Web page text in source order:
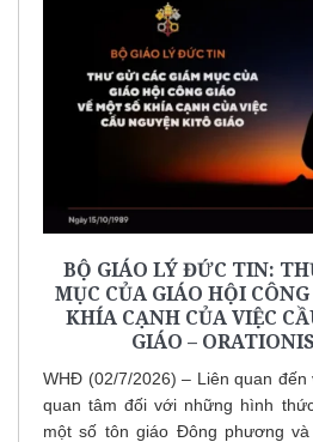
BỘ GIÁO LÝ ĐỨC TIN:
MỤC CỦA GIÁO HỘI
KHÍA CẠNH CỦA VIỆC
GIÁO –
WHĐ (02/7/2026) – Liên quan
quan tâm đối với những hình
một số tôn giáo Đông phương